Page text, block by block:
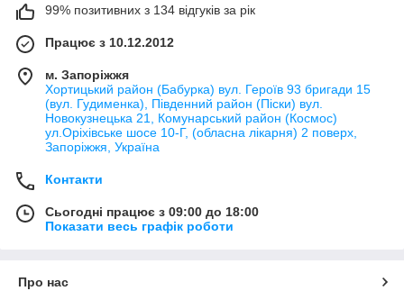
99% позитивних з 134 відгуків за рік
Працює з 10.12.2012
м. Запоріжжя
Хортицький район (Бабурка) вул. Героїв 93 бригади 15
(вул. Гудименка), Південний район (Піски) вул.
Новокузнецька 21, Комунарський район (Космос)
ул.Оріхівське шосе 10-Г, (обласна лікарня) 2 поверх,
Запоріжжя, Україна
Контакти
Сьогодні працює з 09:00 до 18:00
Показати весь графік роботи
Про нас